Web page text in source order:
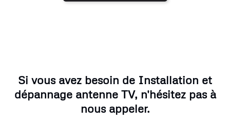
Si vous avez besoin de Installation et
dépannage antenne TV, n'hésitez pas à
nous appeler.